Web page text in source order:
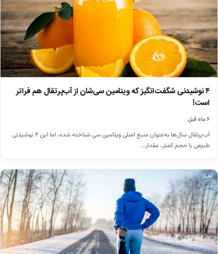
۴ نوشیدنی شگفت‌انگیز که ویتامین سی‌شان از آب‌پرتقال هم فراتر
است!
۶ ماه قبل
آب‌پرتقال سال‌ها به‌عنوان منبع اصلی ویتامین سی شناخته شده، اما این ۴ نوشیدنی
طبیعی با حجم کمتر، مقدار…
اخبار